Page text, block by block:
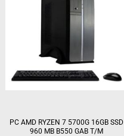
PC AMD RYZEN 7 5700G 16GB SSD
960 MB B550 GAB T/M